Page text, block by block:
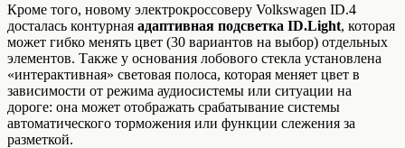
Кроме того, новому электрокроссоверу Volkswagen ID.4
досталась контурная адаптивная подсветка ID.Light, которая
может гибко менять цвет (30 вариантов на выбор) отдельных
элементов. Также у основания лобового стекла установлена
«интерактивная» световая полоса, которая меняет цвет в
зависимости от режима аудиосистемы или ситуации на
дороге: она может отображать срабатывание системы
автоматического торможения или функции слежения за
разметкой.